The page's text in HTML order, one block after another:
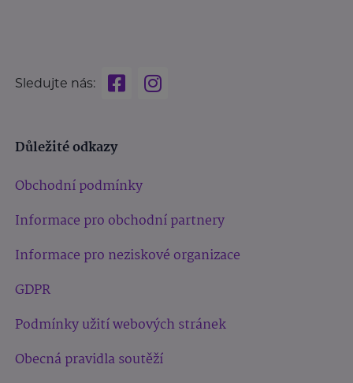
Sledujte nás:
Důležité odkazy
Obchodní podmínky
Informace pro obchodní partnery
Informace pro neziskové organizace
GDPR
Podmínky užití webových stránek
Obecná pravidla soutěží